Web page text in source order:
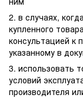
2. в случаях,
купленного
консультацией к
указанному в
3. использовать
условий
производителя